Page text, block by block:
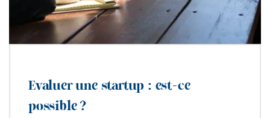
Evaluer une startup : est-ce
possible ?